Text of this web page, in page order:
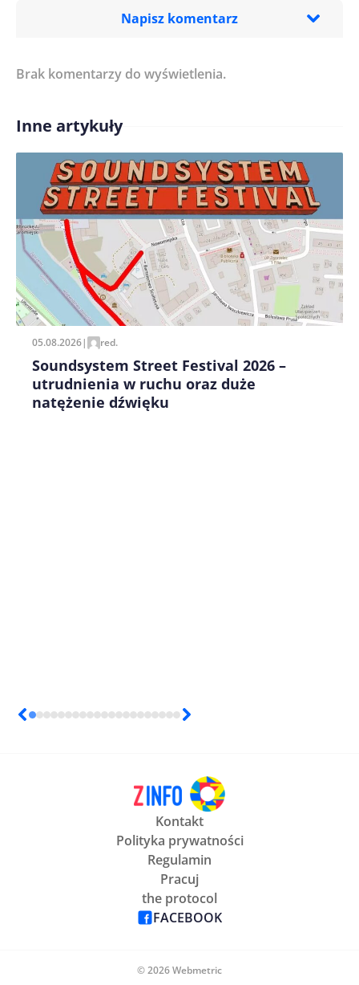
Napisz komentarz
Treść komentarza*
Imię/ Nick*
Zapamiętaj moje dane w tej przeglądarce podczas
pisania kolejnych komentarzy.
Brak komentarzy do wyświetlenia.
Inne artykuły
05.08.2026| red.
Soundsystem Street Festival 2026 –
utrudnienia w ruchu oraz duże
natężenie dźwięku
Kontakt
Polityka prywatności
Regulamin
Pracuj
the protocol
FACEBOOK
© 2026 Webmetric